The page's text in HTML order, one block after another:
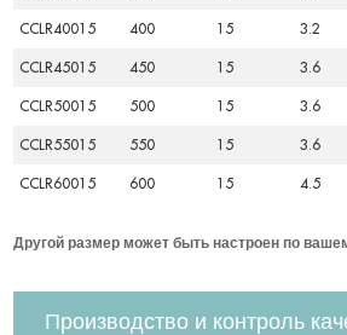
CCLR40015 400 15 3.2
CCLR45015 450 15 3.6
CCLR50015 500 15 3.6
CCLR55015 550 15 3.6
CCLR60015 600 15 4.5
Другой размер может быть настроен по
Производство и контроль